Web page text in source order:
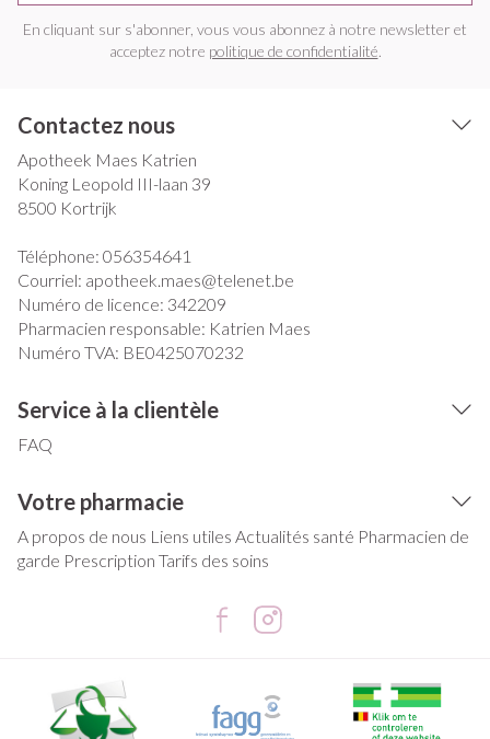
En cliquant sur s'abonner, vous vous abonnez à notre newsletter et
acceptez notre politique de confidentialité.
Contactez nous
Apotheek Maes Katrien
Koning Leopold III-laan 39
8500 Kortrijk
Téléphone: 056354641
Courriel: apotheek.maes@telenet.be
Numéro de licence: 342209
Pharmacien responsable: Katrien Maes
Numéro TVA: BE0425070232
Service à la clientèle
FAQ
Votre pharmacie
A propos de nous Liens utiles Actualités santé Pharmacien de
garde Prescription Tarifs des soins